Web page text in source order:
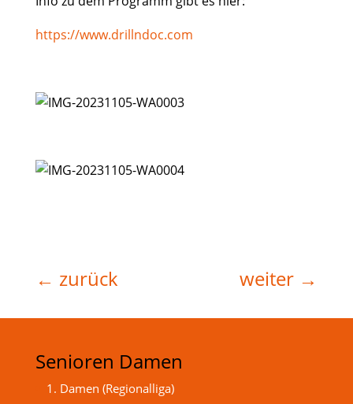
https://www.drillndoc.com
← zurück weiter →
Senioren Damen
1. Damen (Regionalliga)